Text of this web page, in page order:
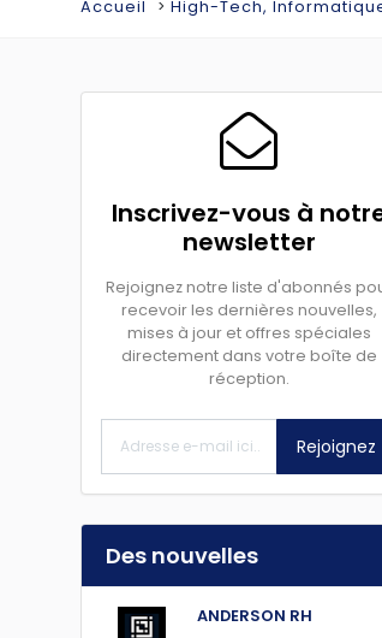
Accueil High-Tech,
Inscrivez-vous à
newsletter
Rejoignez notre liste d'abonnés
recevoir les dernières nouvelles,
mises à jour et offres spéciales
directement dans votre boîte de
réception.
Rejoignez
Des nouvelles
ANDERSON RH